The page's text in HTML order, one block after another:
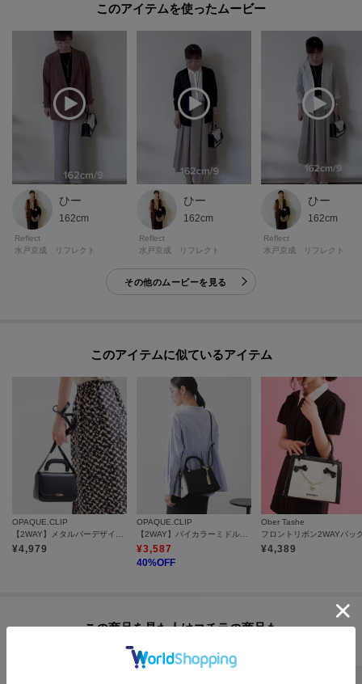
このアイテムを使ったムービー
ひー
162cm
Reflect
水戸京成 リフレクト
ひー
162cm
Reflect
水戸京成 リフレクト
ひー
162cm
Reflect
水戸京成 リフレクト
その他のムービーを見る
このアイテムに似ているアイテム
OPAQUE.CLIP
【2WAY】メタルバーデザイン合皮ミニショルダーバッグ
¥4,979
OPAQUE.CLIP
【2WAY】バイカラーミドルボストンバッグ
¥3,587
40%OFF
Ober Tashe
フロントリボン2WAYバッ
¥4,389
この商品を見た人はコチラの商品も
チェックしています